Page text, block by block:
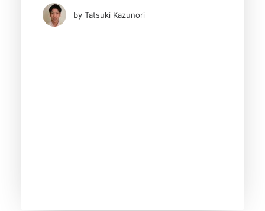
by Tatsuki Kazunori